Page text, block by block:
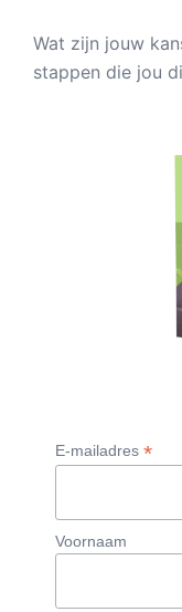
Wat zijn jouw
stappen die jou
E-mailadres *
Voornaam